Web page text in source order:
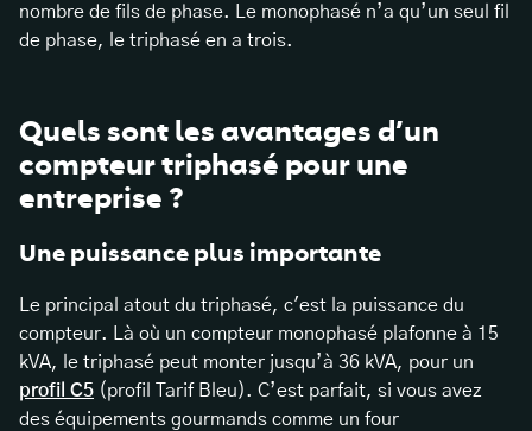
nombre de fils de phase. Le monophasé n’a qu’un seul fil
de phase, le triphasé en a trois.
Quels sont les avantages d’un
compteur triphasé pour une
entreprise ?
Une puissance plus importante
Le principal atout du triphasé, c'est la puissance du
compteur. Là où un compteur monophasé plafonne à 15
kVA, le triphasé peut monter jusqu’à 36 kVA, pour un
profil C5 (profil Tarif Bleu). C’est parfait, si vous avez
des équipements gourmands comme un four